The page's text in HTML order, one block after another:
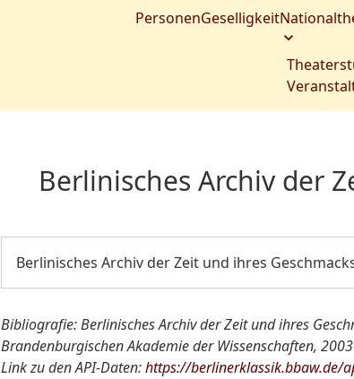
PersonenGeselligkeit
Berlinisches Archiv der
Berlinisches Archiv der Zeit und ihres
Bibliografie: Berlinisches Archiv der Zeit und ihres
Brandenburgischen Akademie der Wissenschaften,
Link zu den API-Daten:https://berlinerklassik.bbaw.de/